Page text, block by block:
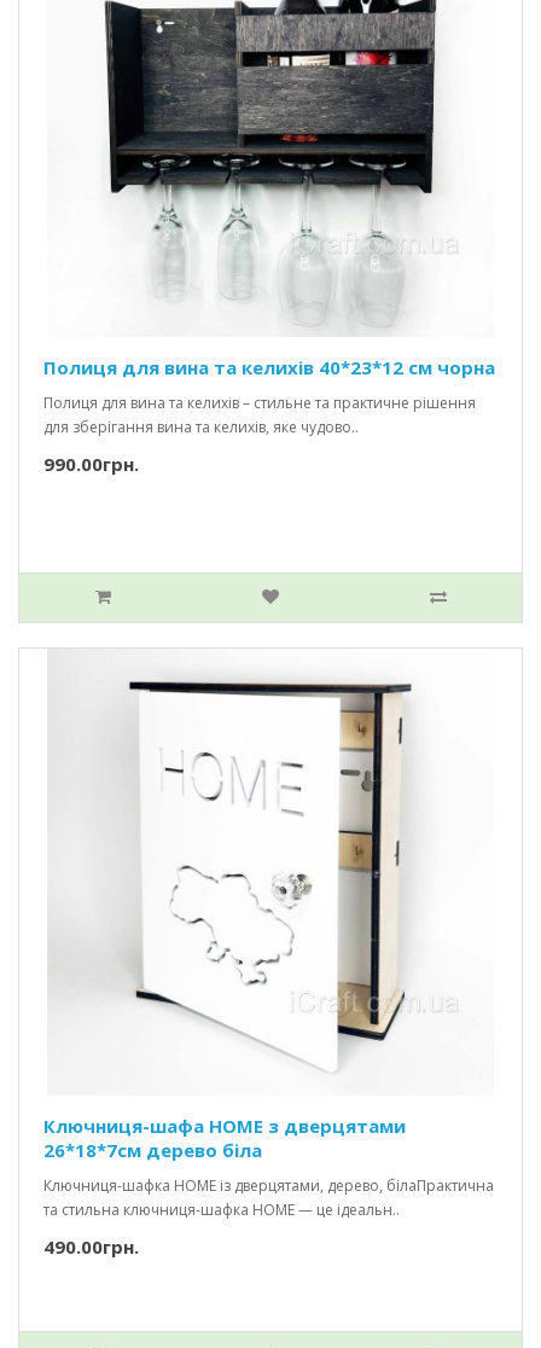
Полиця для вина та келихів 40*23*12 см чорна
Полиця для вина та келихів – стильне та практичне рішення
для зберігання вина та келихів, яке чудово..
990.00грн.
Ключниця-шафа HOME з дверцятами
26*18*7см дерево біла
Ключниця-шафка HOME із дверцятами, дерево, білаПрактична
та стильна ключниця-шафка HOME — це ідеальн..
490.00грн.